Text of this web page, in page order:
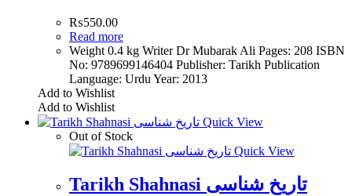
₨550.00
Read more
Weight 0.4 kg Writer Dr Mubarak Ali Pages: 208 ISBN
No: 9789699146404 Publisher: Tarikh Publication
Language: Urdu Year: 2013
Add to Wishlist
Add to Wishlist
Quick View
Out of Stock
Quick View
Tarikh Shahnasi تاریخ شناسی